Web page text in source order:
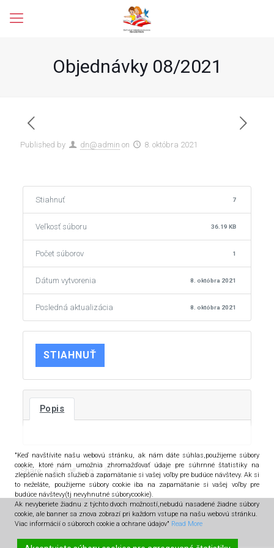
Objednávky 08/2021
Published by dn@admin on 8. októbra 2021
Stiahnuť 7
Veľkosť súboru 36.19 KB
Počet súborov 1
Dátum vytvorenia 8. októbra 2021
Posledná aktualizácia 8. októbra 2021
STIAHNUŤ
Popis
Share
"Keď navštívite našu webovú stránku, ak nám dáte súhlas,použijeme súbory
cookíe, ktoré nám umožnia zhromažďovať údaje pre súhrnné štatistiky na
zlepšenie našich služieb a zapamätanie si vašej voľby pre budúce návštevy. Ak si
to neželáte, použijeme súbory cookie iba na zapamätanie si vašej voľby pre
budúce návštevy(tj nevyhnutné súborycookie).
Ak nevyberiete žiadnu z týchto dvoch možností,nebudú nasadené žiadne súbory
cookie, ale banner sa znova zobrazí pri každom vstupe na našu webovú stránku.
Viac informácií o súboroch cookie a ochrane údajov" Read More